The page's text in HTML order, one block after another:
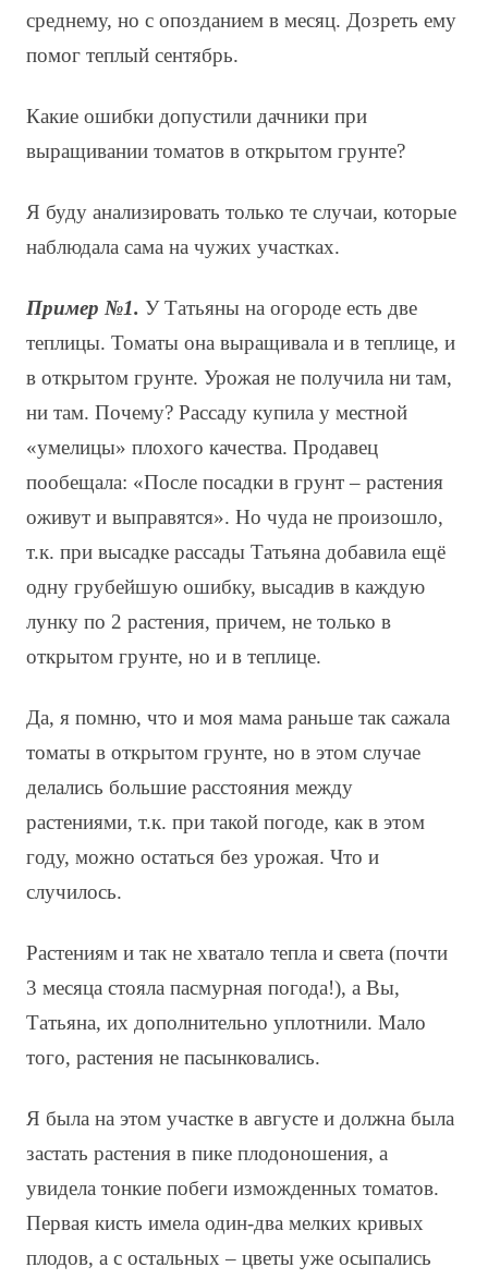
среднему, но с опозданием в месяц. Дозреть ему
помог теплый сентябрь.
Какие ошибки допустили дачники при
выращивании томатов в открытом грунте?
Я буду анализировать только те случаи, которые
наблюдала сама на чужих участках.
Пример №1. У Татьяны на огороде есть две
теплицы. Томаты она выращивала и в теплице, и
в открытом грунте. Урожая не получила ни там,
ни там. Почему? Рассаду купила у местной
«умелицы» плохого качества. Продавец
пообещала: «После посадки в грунт – растения
оживут и выправятся». Но чуда не произошло,
т.к. при высадке рассады Татьяна добавила ещё
одну грубейшую ошибку, высадив в каждую
лунку по 2 растения, причем, не только в
открытом грунте, но и в теплице.
Да, я помню, что и моя мама раньше так сажала
томаты в открытом грунте, но в этом случае
делались большие расстояния между
растениями, т.к. при такой погоде, как в этом
году, можно остаться без урожая. Что и
случилось.
Растениям и так не хватало тепла и света (почти
3 месяца стояла пасмурная погода!), а Вы,
Татьяна, их дополнительно уплотнили. Мало
того, растения не пасынковались.
Я была на этом участке в августе и должна была
застать растения в пике плодоношения, а
увидела тонкие побеги изможденных томатов.
Первая кисть имела один-два мелких кривых
плодов, а с остальных – цветы уже осыпались